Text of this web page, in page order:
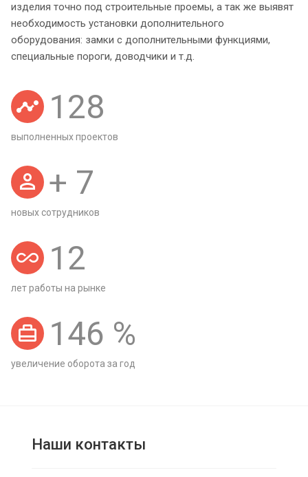
изделия точно под строительные проемы, а так же выявят
необходимость установки дополнительного
оборудования: замки с дополнительными функциями,
специальные пороги, доводчики и т.д.
128
выполненных проектов
+ 7
новых сотрудников
12
лет работы на рынке
146 %
увеличение оборота за год
Наши контакты